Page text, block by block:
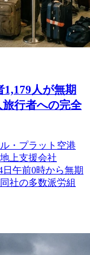
人が無期
行者への完全
・プラット空港
地上支援会社
日午前0時から無期
社の多数派労組